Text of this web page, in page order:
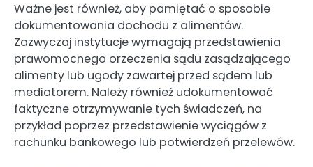
Ważne jest również, aby pamiętać o sposobie
dokumentowania dochodu z alimentów.
Zazwyczaj instytucje wymagają przedstawienia
prawomocnego orzeczenia sądu zasądzającego
alimenty lub ugody zawartej przed sądem lub
mediatorem. Należy również udokumentować
faktyczne otrzymywanie tych świadczeń, na
przykład poprzez przedstawienie wyciągów z
rachunku bankowego lub potwierdzeń przelewów.